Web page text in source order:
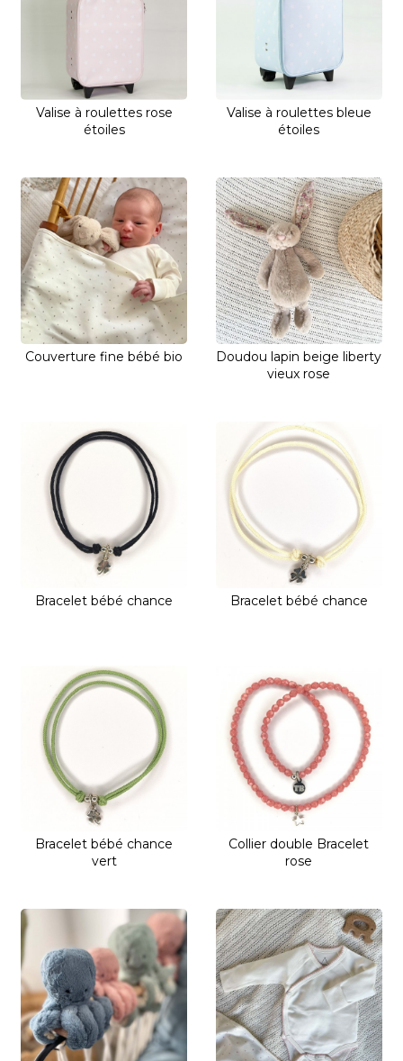
Valise à roulettes rose
étoiles
Valise à roulettes bleue
étoiles
Couverture fine bébé bio
Doudou lapin beige liberty
vieux rose
Bracelet bébé chance Bracelet bébé chance
Bracelet bébé chance
vert
Collier double Bracelet
rose